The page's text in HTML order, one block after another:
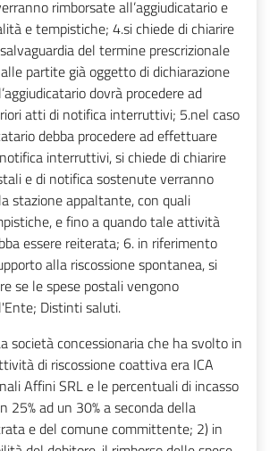
rimborsate all’aggiudicatario e
e tempistiche; 4.si chiede di chiarire
del termine prescrizionale
partite già oggetto di dichiarazione
dovrà procedere ad
atti di notifica interruttivi; 5.nel caso
debba procedere ad effettuare
interruttivi, si chiede di chiarire
e di notifica sostenute verranno
stazione appaltante, con quali
e fino a quando tale attività
essere reiterata; 6. in riferimento
alla riscossione spontanea, si
se le spese postali vengono
Distinti saluti.
società concessionaria che ha svolto in
di riscossione coattiva era ICA
Affini SRL e le percentuali di incasso
25% ad un 30% a seconda della
e del comune committente; 2) in